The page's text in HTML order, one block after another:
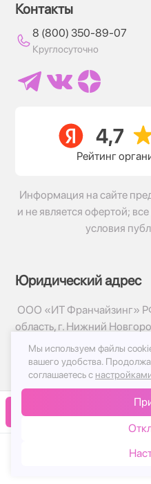
В
Контакты
8 (800) 350-89-07
Круглосуточно
Рейтинг
Информация на сайте
и не является офертой;
условия
Юридический адрес
ООО «ИТ Франчайзинг»
область, г. Нижний
© 2017-2026г, База
Политика
Публичная оферта
Мы используем файлы
вашего удобства.
соглашаетесь с